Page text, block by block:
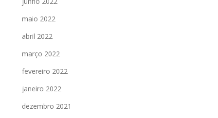
maio 2022
abril 2022
março 2022
fevereiro 2022
janeiro 2022
dezembro 2021